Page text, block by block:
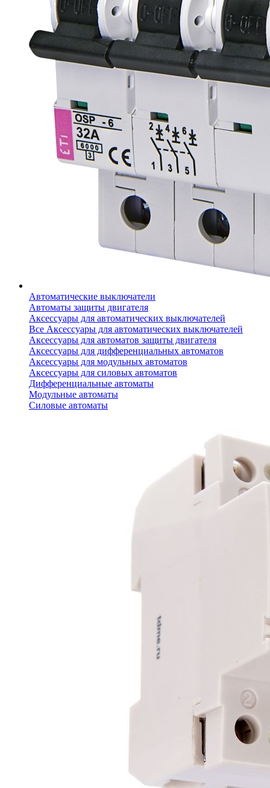
Автоматические выключатели
Автоматы защиты двигателя
Аксессуары для автоматических выключателей
Все Аксессуары для автоматических выключателей
Аксессуары для автоматов защиты двигателя
Аксессуары для дифференциальных автоматов
Аксессуары для модульных автоматов
Аксессуары для силовых автоматов
Дифференциальные автоматы
Модульные автоматы
Силовые автоматы